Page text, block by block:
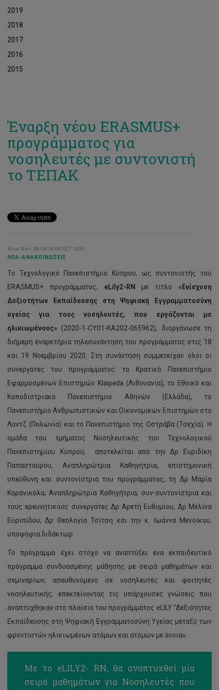
2019
2018
2017
2016
2015
Έναρξη νέου ERASMUS+
προγράμματος για
νοσηλευτές με συντονιστή
το ΤΕΠΑΚ
Mon Dec 28 09:16:00 EET 2020
ΝΈΑ-ΑΝΑΚΟΙΝΏΣΕΙΣ
Το Τεχνολογικό Πανεπιστήμιο Κύπρου, ως συντονιστής του
ERASMUS+ προγράμματος, eLily2-RN με τίτλο«Ενίσχυση
Δεξιοτήτων Εκπαίδευσης στη Ψηφιακή Εγγραμματοσύνη
υγείας για τους νοσηλευτές, που εργάζονται με
ηλικιωμένους» (2020-1-CY01-KA202-065962), διοργάνωσε τη
διήμερη εναρκτήρια τηλεσυνάντηση του προγράμματος στις 18
και 19 Νοεμβρίου 2020. Στη συνάντηση συμμετείχαν όλοι οι
συνεργάτες του προγράμματος: το Κρατικό Πανεπιστήμιο
Εφαρμοσμένων Επιστημών Klaipėda (Λιθουανία), το Εθνικό και
Καποδιστριακό Πανεπιστήμιο Αθηνών (Ελλάδα), το
Πανεπιστήμιο Ανθρωπιστικών και Οικονομικών Επιστημών στο
Λοντζ (Πολωνία) και το Πανεπιστήμιο της Οστράβα (Τσεχία). Η
ομάδα του τμήματος Νοσηλευτικής του Τεχνολογικού
Πανεπιστημίου Κύπρου, αποτελείται από την Δρ Ευριδίκη
Παπασταύρου, Αναπληρώτρια Καθηγήτρια, επιστημονική
υπεύθυνη και συντονίστρια του προγράμματος, τη Δρ Μαρία
Καρανικόλα, Αναπληρώτρια Καθηγήτρια, συν-συντονίστρια και
τους ερευνητικούς συνεργάτες Δρ Αρετή Ευθυμίου, Δρ Μελίνα
Ευριπίδου, Δρ Θεολογία Τσίτση και την κ. Ιωάννα Μενοίκου,
υποψήφια διδάκτωρ.
Το πρόγραμμα έχει στόχο να αναπτύξει ένα εκπαιδευτικό
πρόγραμμα συνδυασμένης μάθησης με σειρά μαθημάτων και
σεμιναρίων, απευθυνόμενο σε νοσηλευτές και φοιτητές
νοσηλευτικής, επεκτείνοντας τις υπάρχουσες γνώσεις που
αναπτύχθηκαν στο πλαίσιο του προγράμματος eLILY “Δεξιότητες
Εκπαίδευσης στη Ψηφιακή Εγγραμματοσύνη Υγείας μεταξύ των
φροντιστών ηλικιωμένων ατόμων και ατόμων με άνοια».
Με το eLILY2- RN, θα αναπτυχθεί μία
σειρά μαθημάτων για Νοσηλευτές που